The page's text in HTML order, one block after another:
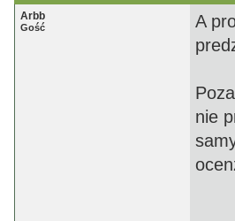
Arbb
Gość
A
nie